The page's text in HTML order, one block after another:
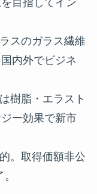
目指してイン
スのガラス繊維
内外でビジネ
樹脂・エラスト
ー効果で新市
。取得価額非公